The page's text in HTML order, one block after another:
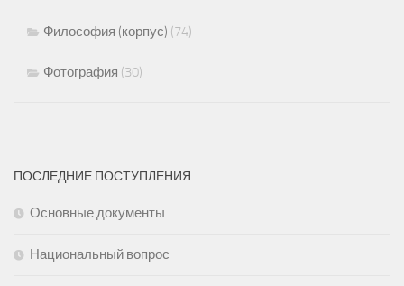
Философия (корпус) (74)
Фотография (30)
ПОСЛЕДНИЕ ПОСТУПЛЕНИЯ
Основные документы
Национальный вопрос